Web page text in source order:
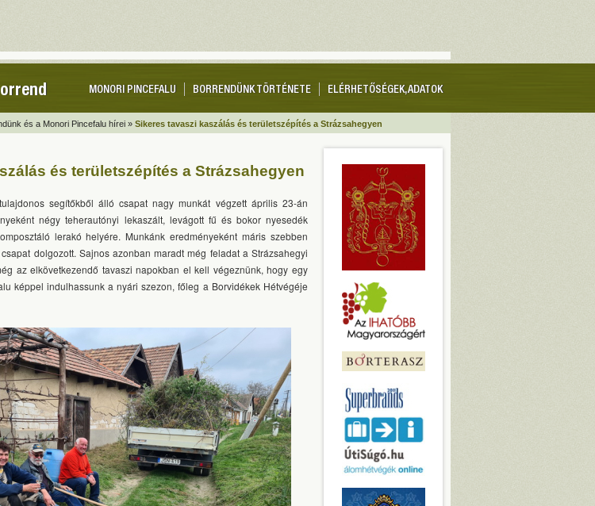
ELÉRHETŐSÉGEK, ADATOK
BORRENDÜNK TÖRTÉNETE
MONORI PINCEFALU
és a Monori Pincefalu hírei » Sikeres tavaszi kaszálás és területszépítés a Strázsahegyen
és területszépítés a Strázsahegyen
segítőkből álló csapat nagy munkát végzett április 23-án
négy teherautónyi lekaszált, levágott fű és bokor nyesedék
lerakó helyére. Munkánk eredményeként máris szebben
dolgozott. Sajnos azonban maradt még feladat a Strázsahegyi
az elkövetkezendő tavaszi napokban el kell végeznünk, hogy egy
képpel indulhassunk a nyári szezon, főleg a Borvidékek Hétvégéje